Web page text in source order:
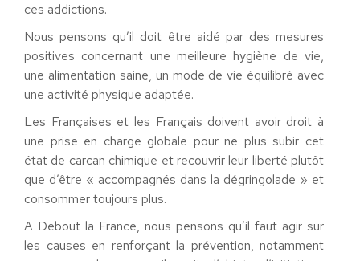
ces addictions.
Nous pensons qu’il doit être aidé par des mesures
positives concernant une meilleure hygiène de vie,
une alimentation saine, un mode de vie équilibré avec
une activité physique adaptée.
Les Françaises et les Français doivent avoir droit à
une prise en charge globale pour ne plus subir cet
état de carcan chimique et recouvrir leur liberté plutôt
que d’être « accompagnés dans la dégringolade » et
consommer toujours plus.
A Debout la France, nous pensons qu’il faut agir sur
les causes en renforçant la prévention, notamment